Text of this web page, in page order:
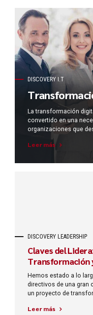
DISCOVERY I.T
La transformación
convertido en una
organizaciones que
el mercado actual.
tecnologías digitales
cambiando cómo
clientes. La
Leer más
DISCOVERY LEADERSHIP
Claves del
Transformación
Hemos estado a lo
directivos de una gran
un proyecto de
para afianzar las
Leer más